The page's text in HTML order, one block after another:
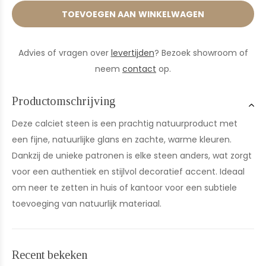
TOEVOEGEN AAN WINKELWAGEN
Advies of vragen over levertijden? Bezoek showroom of
neem contact op.
Productomschrijving
Deze calciet steen is een prachtig natuurproduct met
een fijne, natuurlijke glans en zachte, warme kleuren.
Dankzij de unieke patronen is elke steen anders, wat zorgt
voor een authentiek en stijlvol decoratief accent. Ideaal
om neer te zetten in huis of kantoor voor een subtiele
toevoeging van natuurlijk materiaal.
Recent bekeken